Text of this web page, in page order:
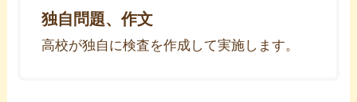
独自問題、作文
高校が独自に検査を作成して実施します。